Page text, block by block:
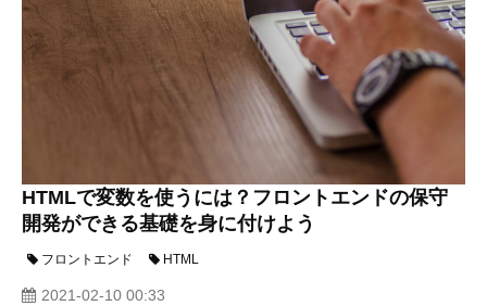
HTMLで変数を使うには？フロントエンドの保守
開発ができる基礎を身に付けよう
フロントエンド HTML
2021-02-10 00:33